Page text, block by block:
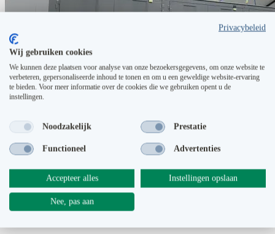
KCA-depot Schagen
Privacybeleid
Wij gebruiken cookies
We kunnen deze plaatsen voor analyse van onze bezoekersgegevens, om onze website te
verbeteren, gepersonaliseerde inhoud te tonen en om u een geweldige website-ervaring
te bieden. Voor meer informatie over de cookies die we gebruiken opent u de
instellingen.
Noodzakelijk Prestatie
Functioneel Advertenties
Accepteer alles Instellingen opslaan
Nee, pas aan